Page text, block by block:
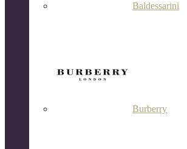
Baldessarini
Burberry